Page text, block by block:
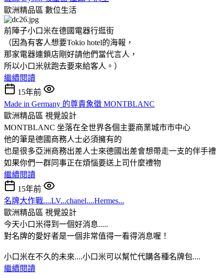
歐洲精品區 數位生活
前陣子小口米在德國電器行逛街
（因為有客人想要Tokio hotel的海報，
那家電器連鎖店剛好請他們當代言人，
所以小口米就跑去要來給客人。）
繼續閱讀
15年前
Made in Germany 的尊貴象徵 MONTBLANC
歐洲精品區 視覺設計
MONTBLANC 坐落在全世界各個主要商業城市市中心
他的筆是德國商務人士必須擁有的
也是很多亞洲商務出差人士來德國出差會想帶走一支的伴手禮
如果你們一群同事正在煩惱要送上司什麼禮物
繼續閱讀
15年前
名牌大作戰....LV...chanel....Hermes...
歐洲精品區 視覺設計
今天小口米得到一個好消息.....
對名牌的愛好者是一個非常值得一看得消息喔！
小口米在不久的未來....小口米可以幫忙代購各種名牌包....
繼續閱讀